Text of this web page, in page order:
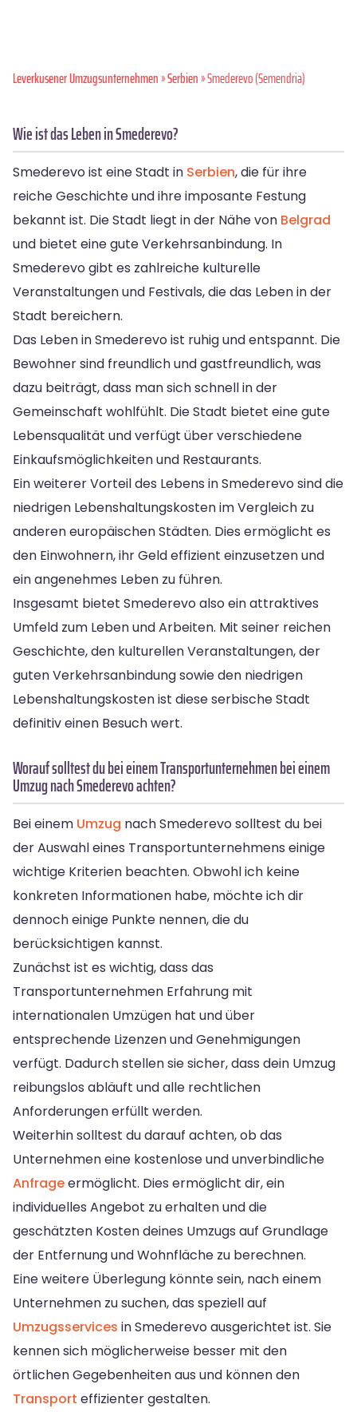
Leverkusener Umzugsunternehmen»Serbien» Smederevo (Semendria)
Wie ist das Leben in Smederevo?
Smederevo ist eine Stadt in Serbien, die für ihre
reiche Geschichte und ihre imposante Festung
bekannt ist. Die Stadt liegt in der Nähe von Belgrad
und bietet eine gute Verkehrsanbindung. In
Smederevo gibt es zahlreiche kulturelle
Veranstaltungen und Festivals, die das Leben in der
Stadt bereichern.
Das Leben in Smederevo ist ruhig und entspannt. Die
Bewohner sind freundlich und gastfreundlich, was
dazu beiträgt, dass man sich schnell in der
Gemeinschaft wohlfühlt. Die Stadt bietet eine gute
Lebensqualität und verfügt über verschiedene
Einkaufsmöglichkeiten und Restaurants.
Ein weiterer Vorteil des Lebens in Smederevo sind die
niedrigen Lebenshaltungskosten im Vergleich zu
anderen europäischen Städten. Dies ermöglicht es
den Einwohnern, ihr Geld effizient einzusetzen und
ein angenehmes Leben zu führen.
Insgesamt bietet Smederevo also ein attraktives
Umfeld zum Leben und Arbeiten. Mit seiner reichen
Geschichte, den kulturellen Veranstaltungen, der
guten Verkehrsanbindung sowie den niedrigen
Lebenshaltungskosten ist diese serbische Stadt
definitiv einen Besuch wert.
Worauf solltest du bei einem Transportunternehmen bei einem
Umzug nach Smederevo achten?
Bei einem Umzug nach Smederevo solltest du bei
der Auswahl eines Transportunternehmens einige
wichtige Kriterien beachten. Obwohl ich keine
konkreten Informationen habe, möchte ich dir
dennoch einige Punkte nennen, die du
berücksichtigen kannst.
Zunächst ist es wichtig, dass das
Transportunternehmen Erfahrung mit
internationalen Umzügen hat und über
entsprechende Lizenzen und Genehmigungen
verfügt. Dadurch stellen sie sicher, dass dein Umzug
reibungslos abläuft und alle rechtlichen
Anforderungen erfüllt werden.
Weiterhin solltest du darauf achten, ob das
Unternehmen eine kostenlose und unverbindliche
Anfrageermöglicht. Dies ermöglicht dir, ein
individuelles Angebot zu erhalten und die
geschätzten Kosten deines Umzugs auf Grundlage
der Entfernung und Wohnfläche zu berechnen.
Eine weitere Überlegung könnte sein, nach einem
Unternehmen zu suchen, das speziell auf
Umzugsservices in Smederevo ausgerichtet ist. Sie
kennen sich möglicherweise besser mit den
örtlichen Gegebenheiten aus und können den
Transport effizienter gestalten.